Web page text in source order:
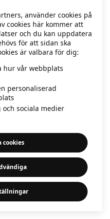
använder cookies på
cookies här kommer att
och du kan uppdatera
för att sidan ska
är valbara för dig:
hur vår webbplats
personaliserad
och sociala medier
cookies